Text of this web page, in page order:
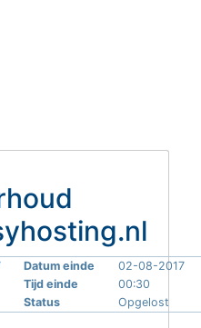
Datum einde
02-08-2017
Tijd einde
00:30
Status Opgelost